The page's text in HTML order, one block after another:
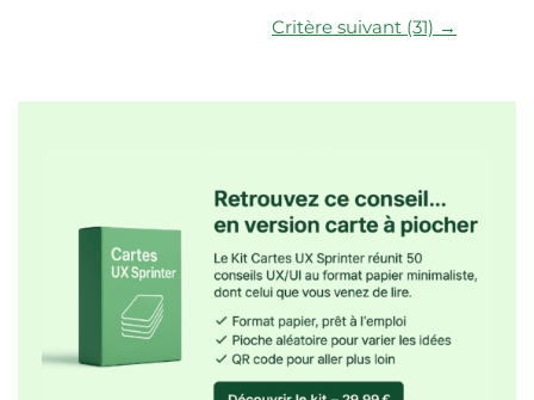
Critère suivant (31) →